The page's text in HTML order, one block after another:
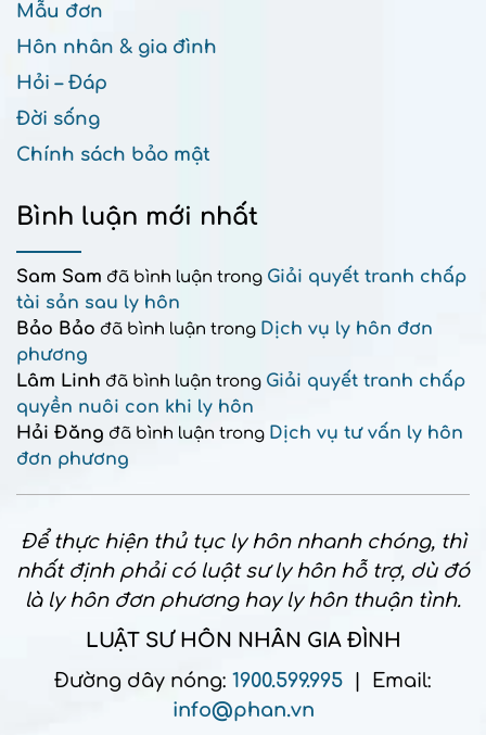
Mẫu đơn
Hôn nhân & gia đình
Hỏi – Đáp
Đời sống
Chính sách bảo mật
Bình luận mới nhất
Sam Sam đã bình luận trong Giải quyết tranh chấp
tài sản sau ly hôn
Bảo Bảo đã bình luận trong Dịch vụ ly hôn đơn
phương
Lâm Linh đã bình luận trong Giải quyết tranh chấp
quyền nuôi con khi ly hôn
Hải Đăng đã bình luận trong Dịch vụ tư vấn ly hôn
đơn phương
Để thực hiện thủ tục ly hôn nhanh chóng, thì
nhất định phải có luật sư ly hôn hỗ trợ, dù đó
là ly hôn đơn phương hay ly hôn thuận tình.
LUẬT SƯ HÔN NHÂN GIA ĐÌNH
Đường dây nóng: 1900.599.995 | Email:
info@phan.vn